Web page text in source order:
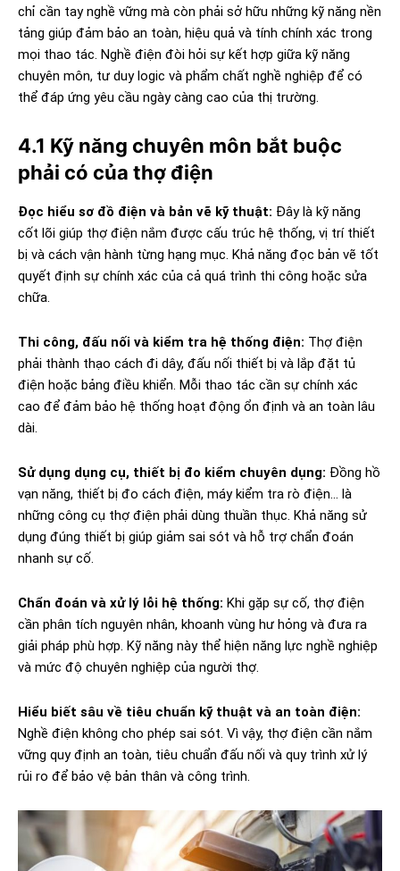
chỉ cần tay nghề vững mà còn phải sở hữu những kỹ năng nền
tảng giúp đảm bảo an toàn, hiệu quả và tính chính xác trong
mọi thao tác. Nghề điện đòi hỏi sự kết hợp giữa kỹ năng
chuyên môn, tư duy logic và phẩm chất nghề nghiệp để có
thể đáp ứng yêu cầu ngày càng cao của thị trường.
4.1 Kỹ năng chuyên môn bắt buộc
phải có của thợ điện
Đọc hiểu sơ đồ điện và bản vẽ kỹ thuật: Đây là kỹ năng
cốt lõi giúp thợ điện nắm được cấu trúc hệ thống, vị trí thiết
bị và cách vận hành từng hạng mục. Khả năng đọc bản vẽ tốt
quyết định sự chính xác của cả quá trình thi công hoặc sửa
chữa.
Thi công, đấu nối và kiểm tra hệ thống điện: Thợ điện
phải thành thạo cách đi dây, đấu nối thiết bị và lắp đặt tủ
điện hoặc bảng điều khiển. Mỗi thao tác cần sự chính xác
cao để đảm bảo hệ thống hoạt động ổn định và an toàn lâu
dài.
Sử dụng dụng cụ, thiết bị đo kiểm chuyên dụng: Đồng hồ
vạn năng, thiết bị đo cách điện, máy kiểm tra rò điện… là
những công cụ thợ điện phải dùng thuần thục. Khả năng sử
dụng đúng thiết bị giúp giảm sai sót và hỗ trợ chẩn đoán
nhanh sự cố.
Chẩn đoán và xử lý lỗi hệ thống: Khi gặp sự cố, thợ điện
cần phân tích nguyên nhân, khoanh vùng hư hỏng và đưa ra
giải pháp phù hợp. Kỹ năng này thể hiện năng lực nghề nghiệp
và mức độ chuyên nghiệp của người thợ.
Hiểu biết sâu về tiêu chuẩn kỹ thuật và an toàn điện:
Nghề điện không cho phép sai sót. Vì vậy, thợ điện cần nắm
vững quy định an toàn, tiêu chuẩn đấu nối và quy trình xử lý
rủi ro để bảo vệ bản thân và công trình.